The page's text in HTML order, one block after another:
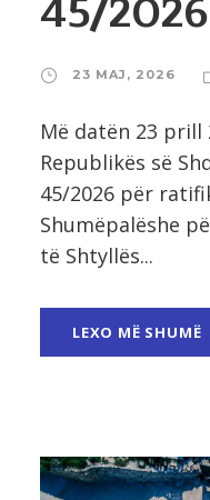
23 MAJ, 2026
Më datën 23 prill
Republikës së
45/2026 për
Shumëpalëshe
të Shtyllës...
LEXO MË SHUMË